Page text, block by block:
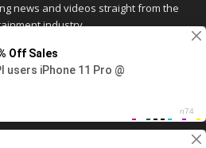
news and videos straight from the
industry.
info@nethgossip.net